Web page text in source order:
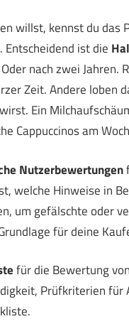
willst, kennst du das
ist die
nach zwei Jahren.
Zeit. Andere loben
Ein
Cappuccinos am
Nutzerbewertungen
welche Hinweise in
um gefälschte oder
für deine
für die Bewertung
Prüfkriterien